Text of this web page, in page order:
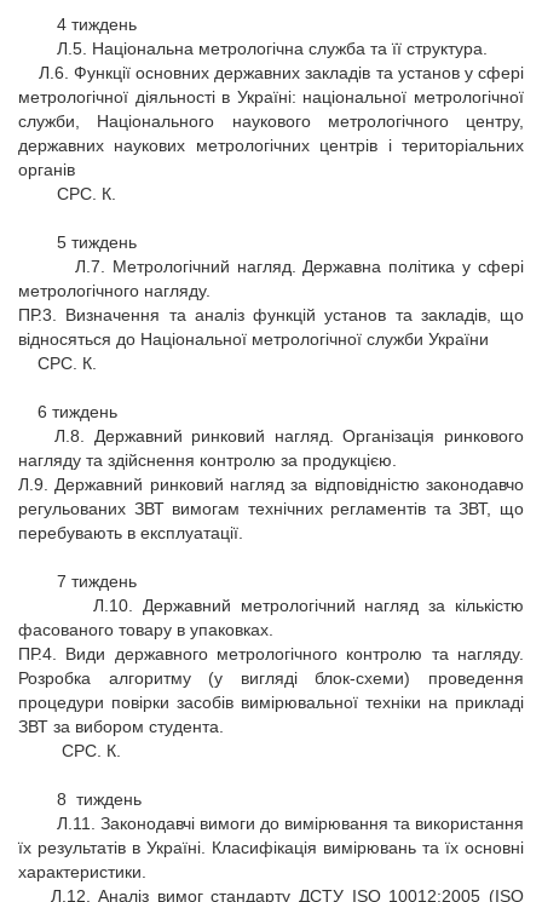
4 тиждень
Л.5. Національна метрологічна служба та її структура.
Л.6. Функції основних державних закладів та установ у сфері
метрологічної діяльності в Україні: національної метрологічної
служби, Національного наукового метрологічного центру,
державних наукових метрологічних центрів і територіальних
органів
СРС. К.
5 тиждень
Л.7. Метрологічний нагляд. Державна політика у сфері
метрологічного нагляду.
ПР.3. Визначення та аналіз функцій установ та закладів, що
відносяться до Національної метрологічної служби України
СРС. К.
6 тиждень
Л.8. Державний ринковий нагляд. Організація ринкового
нагляду та здійснення контролю за продукцією.
Л.9. Державний ринковий нагляд за відповідністю законодавчо
регульованих ЗВТ вимогам технічних регламентів та ЗВТ, що
перебувають в експлуатації.
7 тиждень
Л.10. Державний метрологічний нагляд за кількістю
фасованого товару в упаковках.
ПР.4. Види державного метрологічного контролю та нагляду.
Розробка алгоритму (у вигляді блок-схеми) проведення
процедури повірки засобів вимірювальної техніки на прикладі
ЗВТ за вибором студента.
СРС. К.
8 тиждень
Л.11. Законодавчі вимоги до вимірювання та використання
їх результатів в Україні. Класифікація вимірювань та їх основні
характеристики.
Л.12. Аналіз вимог стандарту ДСТУ ISO 10012:2005 (ISO